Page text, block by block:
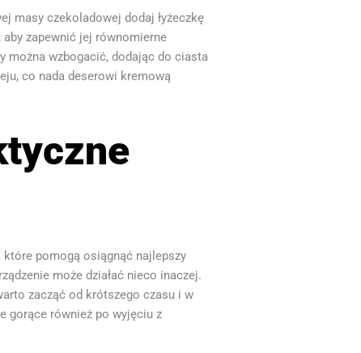
masy czekoladowej dodaj łyżeczkę
zapewnić jej równomierne
można wzbogacić, dodając do ciasta
co nada deserowi kremową
pomogą osiągnąć najlepszy
może działać nieco inaczej.
zacząć od krótszego czasu i w
gorące również po wyjęciu z